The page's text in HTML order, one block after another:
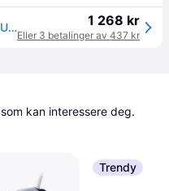
Tefal Dampstrykejern FV9844E0 Ultimate Pure 1 268 kr
Eller 3 betalinger av 437 kr
Trendy